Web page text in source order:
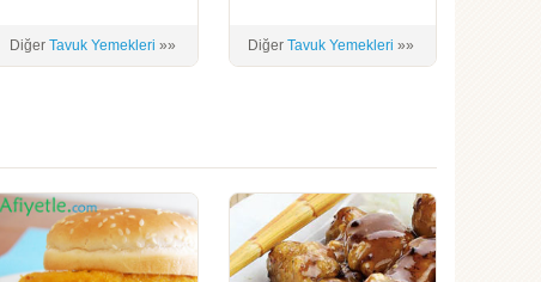
Diğer Tavuk Yemekleri »» Diğer Tavuk Yemekleri »»